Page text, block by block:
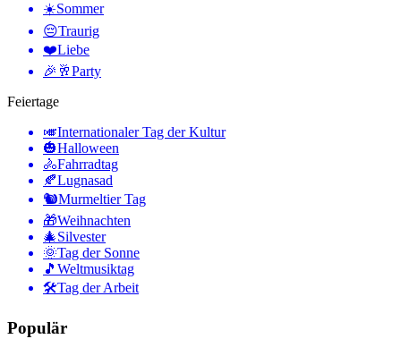
☀️Sommer
😔Traurig
❤️Liebe
🎉🥂Party
Feiertage
🎺Internationaler Tag der Kultur
🎃Halloween
🚴Fahrradtag
🍂Lugnasad
🐿Murmeltier Tag
🎁Weihnachten
🎄Silvester
🌞Tag der Sonne
🎵 Weltmusiktag
🛠Tag der Arbeit
Populär